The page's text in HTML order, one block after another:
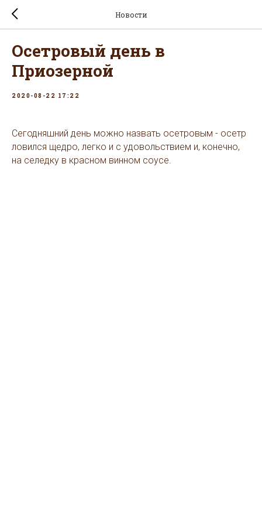
Новости
Осетровый день в
Приозерной
2020-08-22 17:22
Сегодняшний день можно назвать осетровым - осетр
ловился щедро, легко и с удовольствием и, конечно,
на селедку в красном винном соусе.